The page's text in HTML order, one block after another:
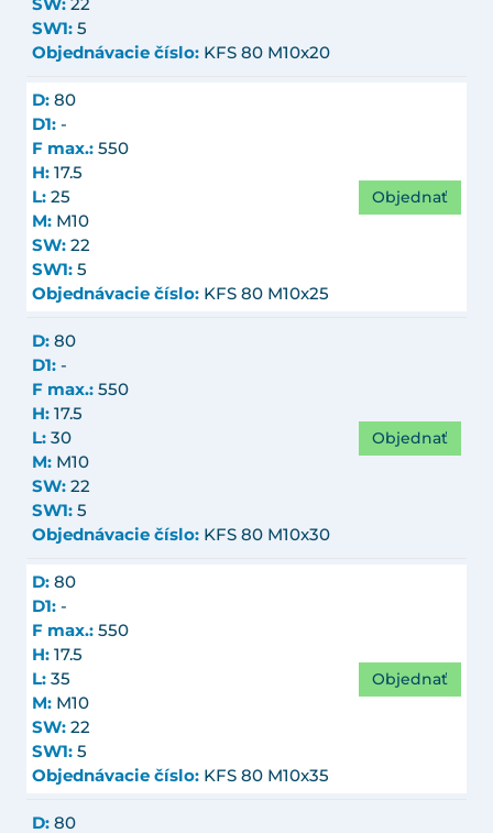
SW: 22
SW1: 5
Objednávacie číslo: KFS 80 M10x20
D: 80
D1: -
F max.: 550
H: 17.5
L: 25
M: M10
SW: 22
SW1: 5
Objednávacie číslo: KFS 80 M10x25
Objednať
D: 80
D1: -
F max.: 550
H: 17.5
L: 30
M: M10
SW: 22
SW1: 5
Objednávacie číslo: KFS 80 M10x30
Objednať
D: 80
D1: -
F max.: 550
H: 17.5
L: 35
M: M10
SW: 22
SW1: 5
Objednávacie číslo: KFS 80 M10x35
Objednať
D: 80